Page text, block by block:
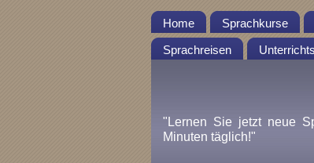
Home Sprachkurse
Sprachreisen
"Lernen Sie jetzt neue
Minuten täglich!"